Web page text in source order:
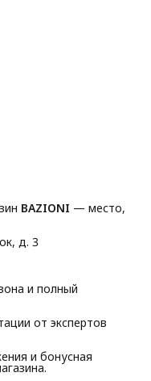
BAZIONI — место,
д. 3
и полный
от экспертов
и бонусная